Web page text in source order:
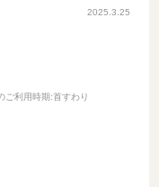
2025.3.25
ご利用時期:首すわり